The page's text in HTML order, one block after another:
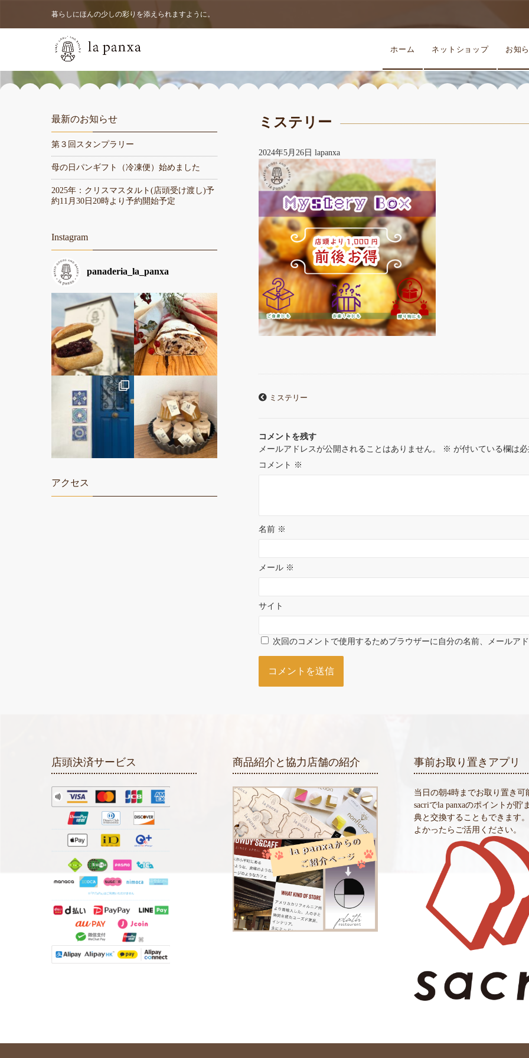
ホーム ネットショップ お知
暮らしにほんの少しの彩りを添えられますように。
ミステリー
2024年5月26日 lapanxa
ミステリー
コメントを残す
メールアドレスが公開されることはありません。
※ が付いている欄は
コメント ※
名前 ※
メール ※
サイト
次回のコメントで使用するためブラウザーに自分の名前、メールア
最新のお知らせ
第３回スタンプラリー
母の日パンギフト（冷凍便）始めました
2025年：クリスマスタルト(店頭受け渡し)予
約11月30日20時より予約開始予定
Instagram
panaderia_la_panxa
アクセス
店頭決済サービス 商品紹介と協力店舗の紹介 事前お取り置きアプリ
当日の朝4時までお取り置き可
sacriでla panxaのポイントが貯
典と交換することもできます。
よかったらご活用ください。